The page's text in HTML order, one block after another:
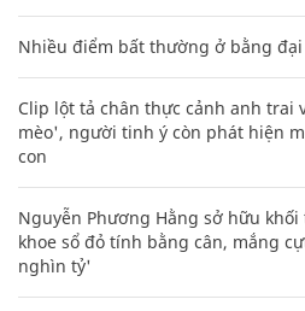
Nhiều điểm bất thường ở bằng đại
Clip lột tả chân thực cảnh anh trai
mèo', người tinh ý còn phát hiện
con
Nguyễn Phương Hằng sở hữu
khoe sổ đỏ tính bằng cân, mắng
nghìn tỷ'